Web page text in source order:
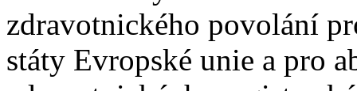
zdravotnického povolání
státy Evropské unie a pro